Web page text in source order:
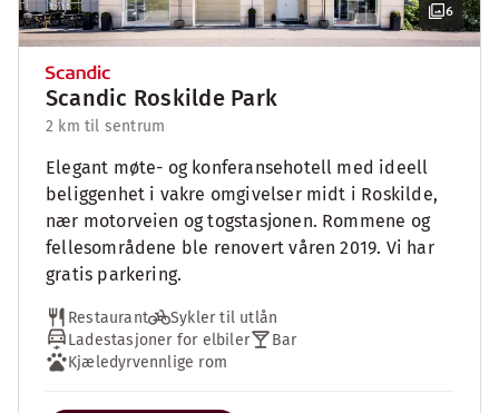
6
Scandic Roskilde Park
2 km til sentrum
Elegant møte- og konferansehotell med ideell
beliggenhet i vakre omgivelser midt i Roskilde,
nær motorveien og togstasjonen. Rommene og
fellesområdene ble renovert våren 2019. Vi har
gratis parkering.
Restaurant
Sykler til utlån
Ladestasjoner for elbiler
Bar
Kjæledyrvennlige rom